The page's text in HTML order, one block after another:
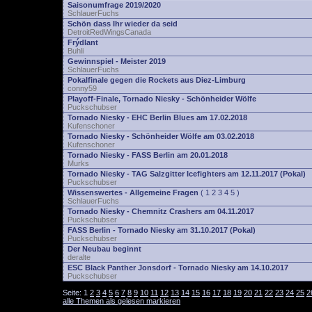
Saisonumfrage 2019/2020
SchlauerFuchs
Schön dass Ihr wieder da seid
DetroitRedWingsCanada
Frýdlant
Buhli
Gewinnspiel - Meister 2019
SchlauerFuchs
Pokalfinale gegen die Rockets aus Diez-Limburg
conny59
Playoff-Finale, Tornado Niesky - Schönheider Wölfe
Puckschubser
Tornado Niesky - EHC Berlin Blues am 17.02.2018
Kufenschoner
Tornado Niesky - Schönheider Wölfe am 03.02.2018
Kufenschoner
Tornado Niesky - FASS Berlin am 20.01.2018
Murks
Tornado Niesky - TAG Salzgitter Icefighters am 12.11.2017 (Pokal)
Puckschubser
Wissenswertes - Allgemeine Fragen ( 1 2 3 4 5 )
SchlauerFuchs
Tornado Niesky - Chemnitz Crashers am 04.11.2017
Puckschubser
FASS Berlin - Tornado Niesky am 31.10.2017 (Pokal)
Puckschubser
Der Neubau beginnt
deralte
ESC Black Panther Jonsdorf - Tornado Niesky am 14.10.2017
Puckschubser
Seite: 1 2 3 4 5 6 7 8 9 10 11 12 13 14 15 16 17 18 19 20 21 22 23 24 25
alle Themen als gelesen markieren